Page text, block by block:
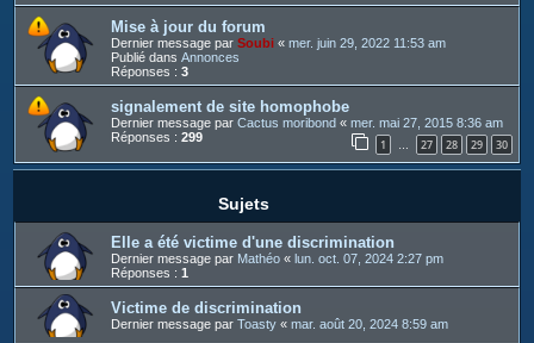
Mise à jour du forum
Dernier message par Soubi « mer. juin 29, 2022 11:53 am
Publié dans Annonces
Réponses : 3
signalement de site homophobe
Dernier message par Cactus moribond « mer. mai 27, 2015 8:36 am
Réponses : 299 1 … 27 28 29 30
Sujets
Elle a été victime d'une discrimination
Dernier message par Mathéo « lun. oct. 07, 2024 2:27 pm
Réponses : 1
Victime de discrimination
Dernier message par Toasty « mar. août 20, 2024 8:59 am